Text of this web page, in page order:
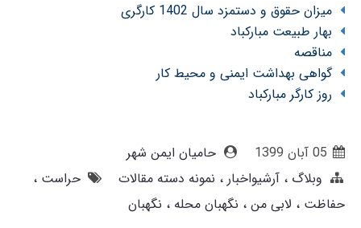
میزان حقوق و دستمزد سال 1402 کارگری
بهار طبیعت مبارکباد
مناقصه
گواهی بهداشت ایمنی و محیط کار
روز کارگر مبارکباد
05 آبان 1399
حامیان ایمن شهر
وبلاگ
آرشیواخبار نمونه دسته مقالات
حراست
حفاظت لابی من نگهبان محله نگهبان